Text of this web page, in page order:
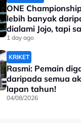
ONE
lebih banyak
dialami Jojo, tapi
dunia'
1 day ago
KRIKET
Rasmi: Pemain
daripada semua
lapan tahun!
04/08/2026